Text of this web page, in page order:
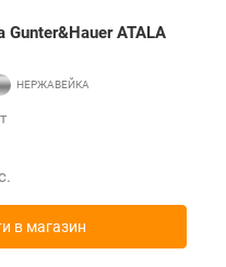
ATALA
в магазин